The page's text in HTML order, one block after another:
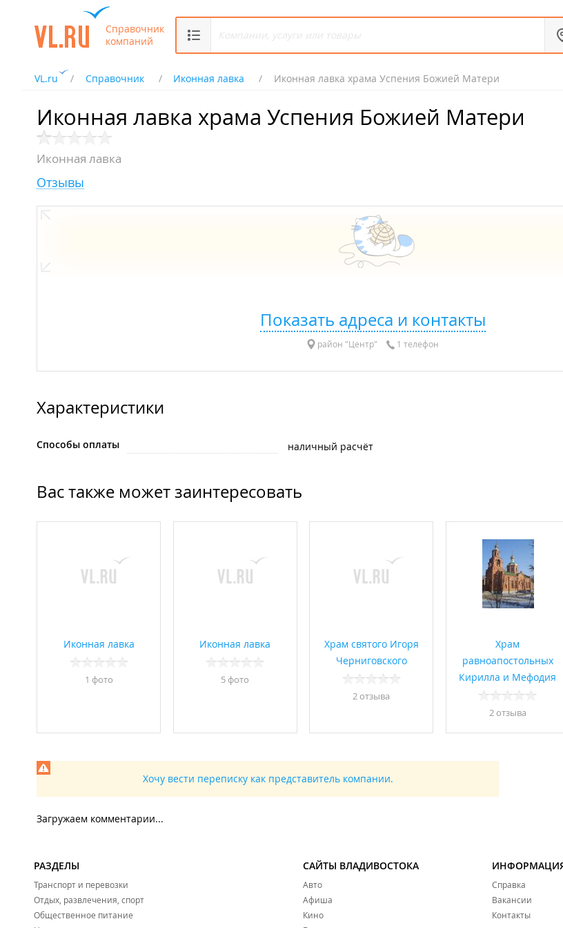
Справочник
компаний
VL.ru Справочник Иконная лавка Иконная лавка храма Успения Божией Матери
Иконная лавка храма Успения Божией Матери
Иконная лавка
Отзывы
Показать адреса и контакты
район "Центр" 1 телефон
Характеристики
Способы оплаты наличный расчёт
Вас также может заинтересовать
Иконная лавка
1 фото
Иконная лавка
5 фото
Храм святого Игоря
Черниговского
2 отзывa
Храм
равноапостольных
Кирилла и Мефодия
2 отзывa
Хочу вести переписку как представитель компании.
Загружаем комментарии...
РАЗДЕЛЫ
Транспорт и перевозки
Отдых, развлечения, спорт
Общественное питание
САЙТЫ ВЛАДИВОСТОКА
Авто
Афиша
Кино
Справка
Вакансии
Контакты